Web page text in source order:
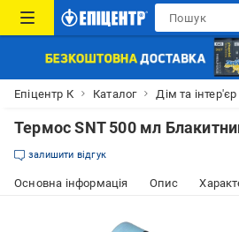
Епіцентр К Каталог Дім та
Термос SNT 500 мл
залишити відгук
Основна інформація Опис